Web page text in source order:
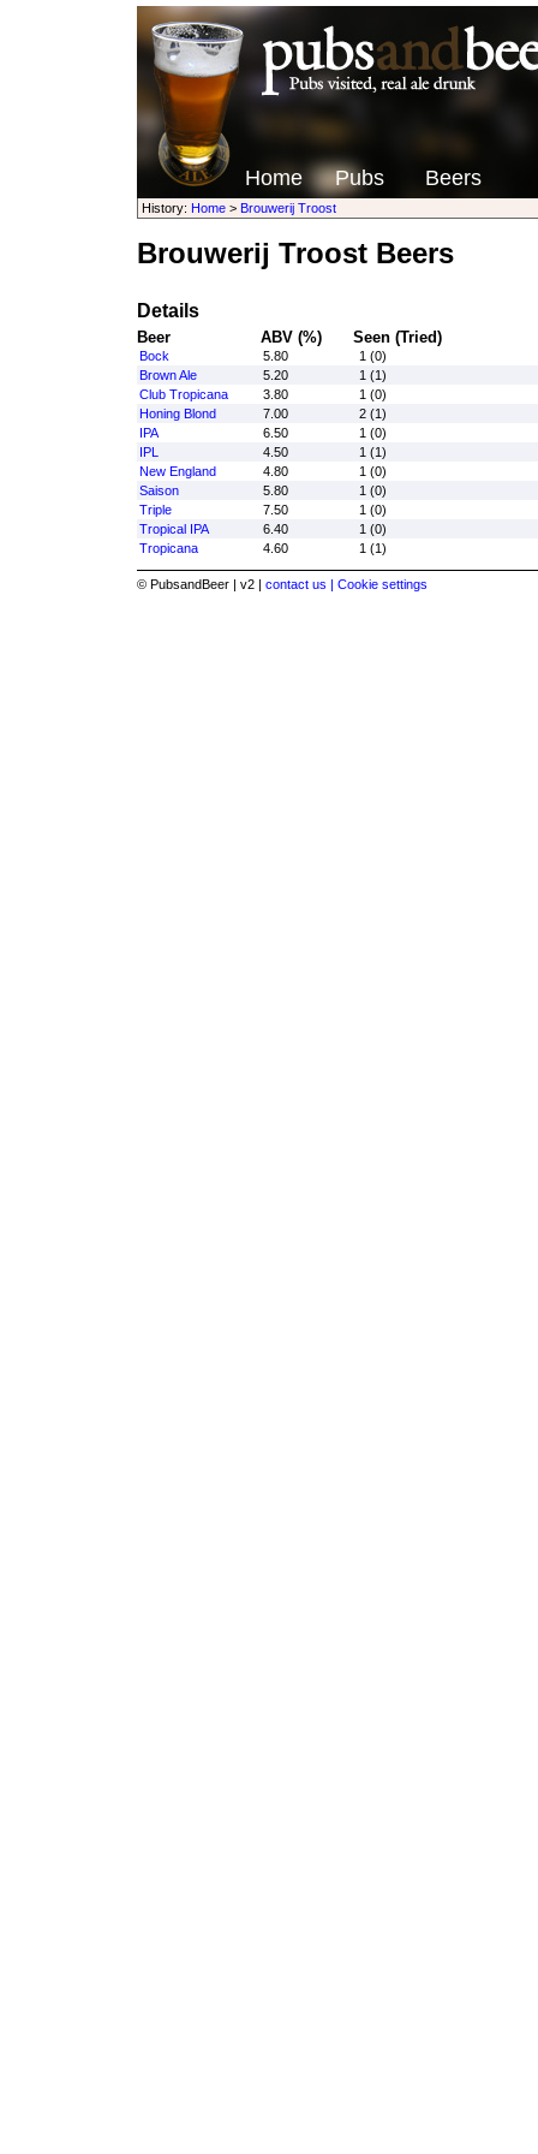
Home Pubs Beers
History: Home> Brouwerij Troost
Brouwerij Troost Beers
Details
Beer ABV (%) Seen (Tried)
Bock 5.80
1 (0)
Brown Ale
5.20
1 (1)
Club Tropicana
3.80
1 (0)
Honing Blond
7.00
2 (1)
IPA
6.50
1 (0)
IPL
4.50
1 (1)
New England
4.80
1 (0)
Saison
5.80
1 (0)
Triple
7.50
1 (0)
Tropical IPA
6.40
1 (0)
Tropicana
4.60 1 (1)
© PubsandBeer | v2 | contact us | Cookie settings